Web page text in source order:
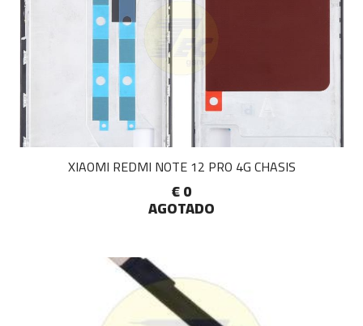
XIAOMI REDMI NOTE 12 PRO 4G CHASIS
€ 0
AGOTADO